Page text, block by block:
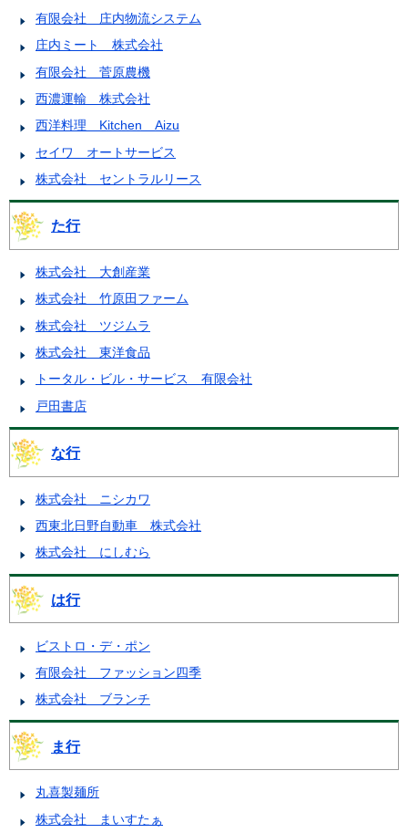
有限会社 庄内物流システム
庄内ミート 株式会社
有限会社 菅原農機
西濃運輸 株式会社
西洋料理 Kitchen Aizu
セイワ オートサービス
株式会社 セントラルリース
た行
株式会社 大創産業
株式会社 竹原田ファーム
株式会社 ツジムラ
株式会社 東洋食品
トータル・ビル・サービス 有限会社
戸田書店
な行
株式会社 ニシカワ
西東北日野自動車 株式会社
株式会社 にしむら
は行
ビストロ・デ・ポン
有限会社 ファッション四季
株式会社 ブランチ
ま行
丸喜製麺所
株式会社 まいすたぁ